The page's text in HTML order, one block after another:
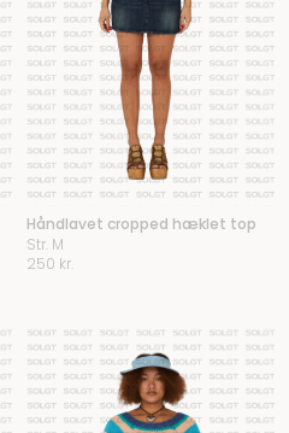
Håndlavet cropped hæklet top
Str. M
250 kr.